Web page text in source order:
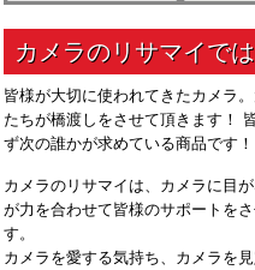
皆様が大切に使われてきたカメラ
たちが橋渡しをさせて頂きます！
ず次の誰かが求めている商品です！
カメラのリサマイは、カメラに目
が力を合わせて皆様のサポートを
す。
カメラを愛する気持ち、カメラを